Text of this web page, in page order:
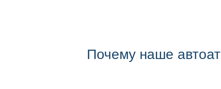
Почему наше